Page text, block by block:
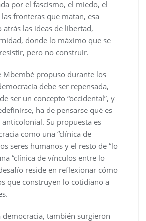
por el fascismo, el miedo, el
fronteras que matan, esa
atrás las ideas de libertad,
donde lo máximo que se
pero no construir.
Mbembé propuso durante los
debe ser repensada,
ser un concepto “occidental”, y
ha de pensarse qué es
Su propuesta es
como una “clínica de
seres humanos y el resto de “lo
“clínica de vínculos entre lo
reside en reflexionar cómo
que construyen lo cotidiano a
democracia, también surgieron